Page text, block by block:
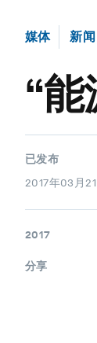
媒体 新闻
“
已发布
2017年03月21
2017
分享